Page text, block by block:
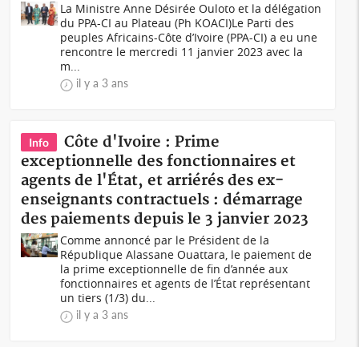
La Ministre Anne Désirée Ouloto et la délégation
du PPA-CI au Plateau (Ph KOACI)Le Parti des
peuples Africains-Côte d’Ivoire (PPA-CI) a eu une
rencontre le mercredi 11 janvier 2023 avec la
m...
il y a 3 ans
Info
Côte d'Ivoire : Prime
exceptionnelle des fonctionnaires et
agents de l'État, et arriérés des ex-
enseignants contractuels : démarrage
des paiements depuis le 3 janvier 2023
Comme annoncé par le Président de la
République Alassane Ouattara, le paiement de
la prime exceptionnelle de fin d’année aux
fonctionnaires et agents de l’État représentant
un tiers (1/3) du...
il y a 3 ans